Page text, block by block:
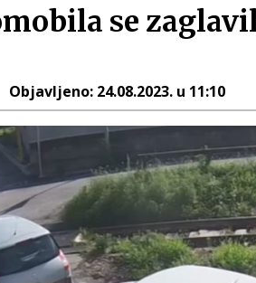
se
Objavljeno: 24.08.2023. u 11:10